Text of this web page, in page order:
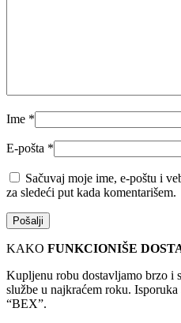
Ime *
E-pošta *
Sačuvaj moje ime, e-poštu i
za sledeći put kada komentarišem.
KAKO FUNKCIONIŠE
Kupljenu robu dostavljamo brzo i
službe u najkraćem roku.
“BEX”.